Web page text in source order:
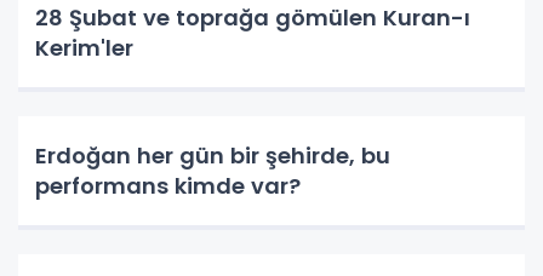
28 Şubat ve toprağa gömülen Kuran-ı
Kerim'ler
Erdoğan her gün bir şehirde, bu
performans kimde var?